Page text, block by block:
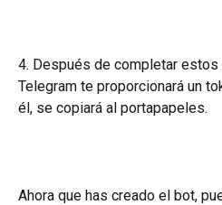
4. Después de completar
Telegram te proporcionará un
él, se copiará al portapapeles.
Ahora que has creado el bot,